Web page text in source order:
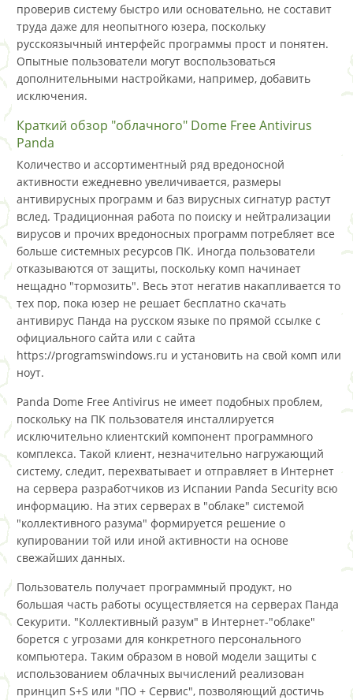
проверив систему быстро или основательно, не составит
труда даже для неопытного юзера, поскольку
русскоязычный интерфейс программы прост и понятен.
Опытные пользователи могут воспользоваться
дополнительными настройками, например, добавить
исключения.
Краткий обзор "облачного" Dome Free Antivirus
Panda
Количество и ассортиментный ряд вредоносной
активности ежедневно увеличивается, размеры
антивирусных программ и баз вирусных сигнатур растут
вслед. Традиционная работа по поиску и нейтрализации
вирусов и прочих вредоносных программ потребляет все
больше системных ресурсов ПК. Иногда пользователи
отказываются от защиты, поскольку комп начинает
нещадно "тормозить". Весь этот негатив накапливается то
тех пор, пока юзер не решает бесплатно скачать
антивирус Панда на русском языке по прямой ссылке с
официального сайта или с сайта
https://programswindows.ru и установить на свой комп или
ноут.
Panda Dome Free Antivirus не имеет подобных проблем,
поскольку на ПК пользователя инсталлируется
исключительно клиентский компонент программного
комплекса. Такой клиент, незначительно нагружающий
систему, следит, перехватывает и отправляет в Интернет
на сервера разработчиков из Испании Panda Security всю
информацию. На этих серверах в "облаке" системой
"коллективного разума" формируется решение о
купировании той или иной активности на основе
свежайших данных.
Пользователь получает программный продукт, но
большая часть работы осуществляется на серверах Панда
Секурити. "Коллективный разум" в Интернет-"облаке"
борется с угрозами для конкретного персонального
компьютера. Таким образом в новой модели защиты с
использованием облачных вычислений реализован
принцип S+S или "ПО + Сервис", позволяющий достичь